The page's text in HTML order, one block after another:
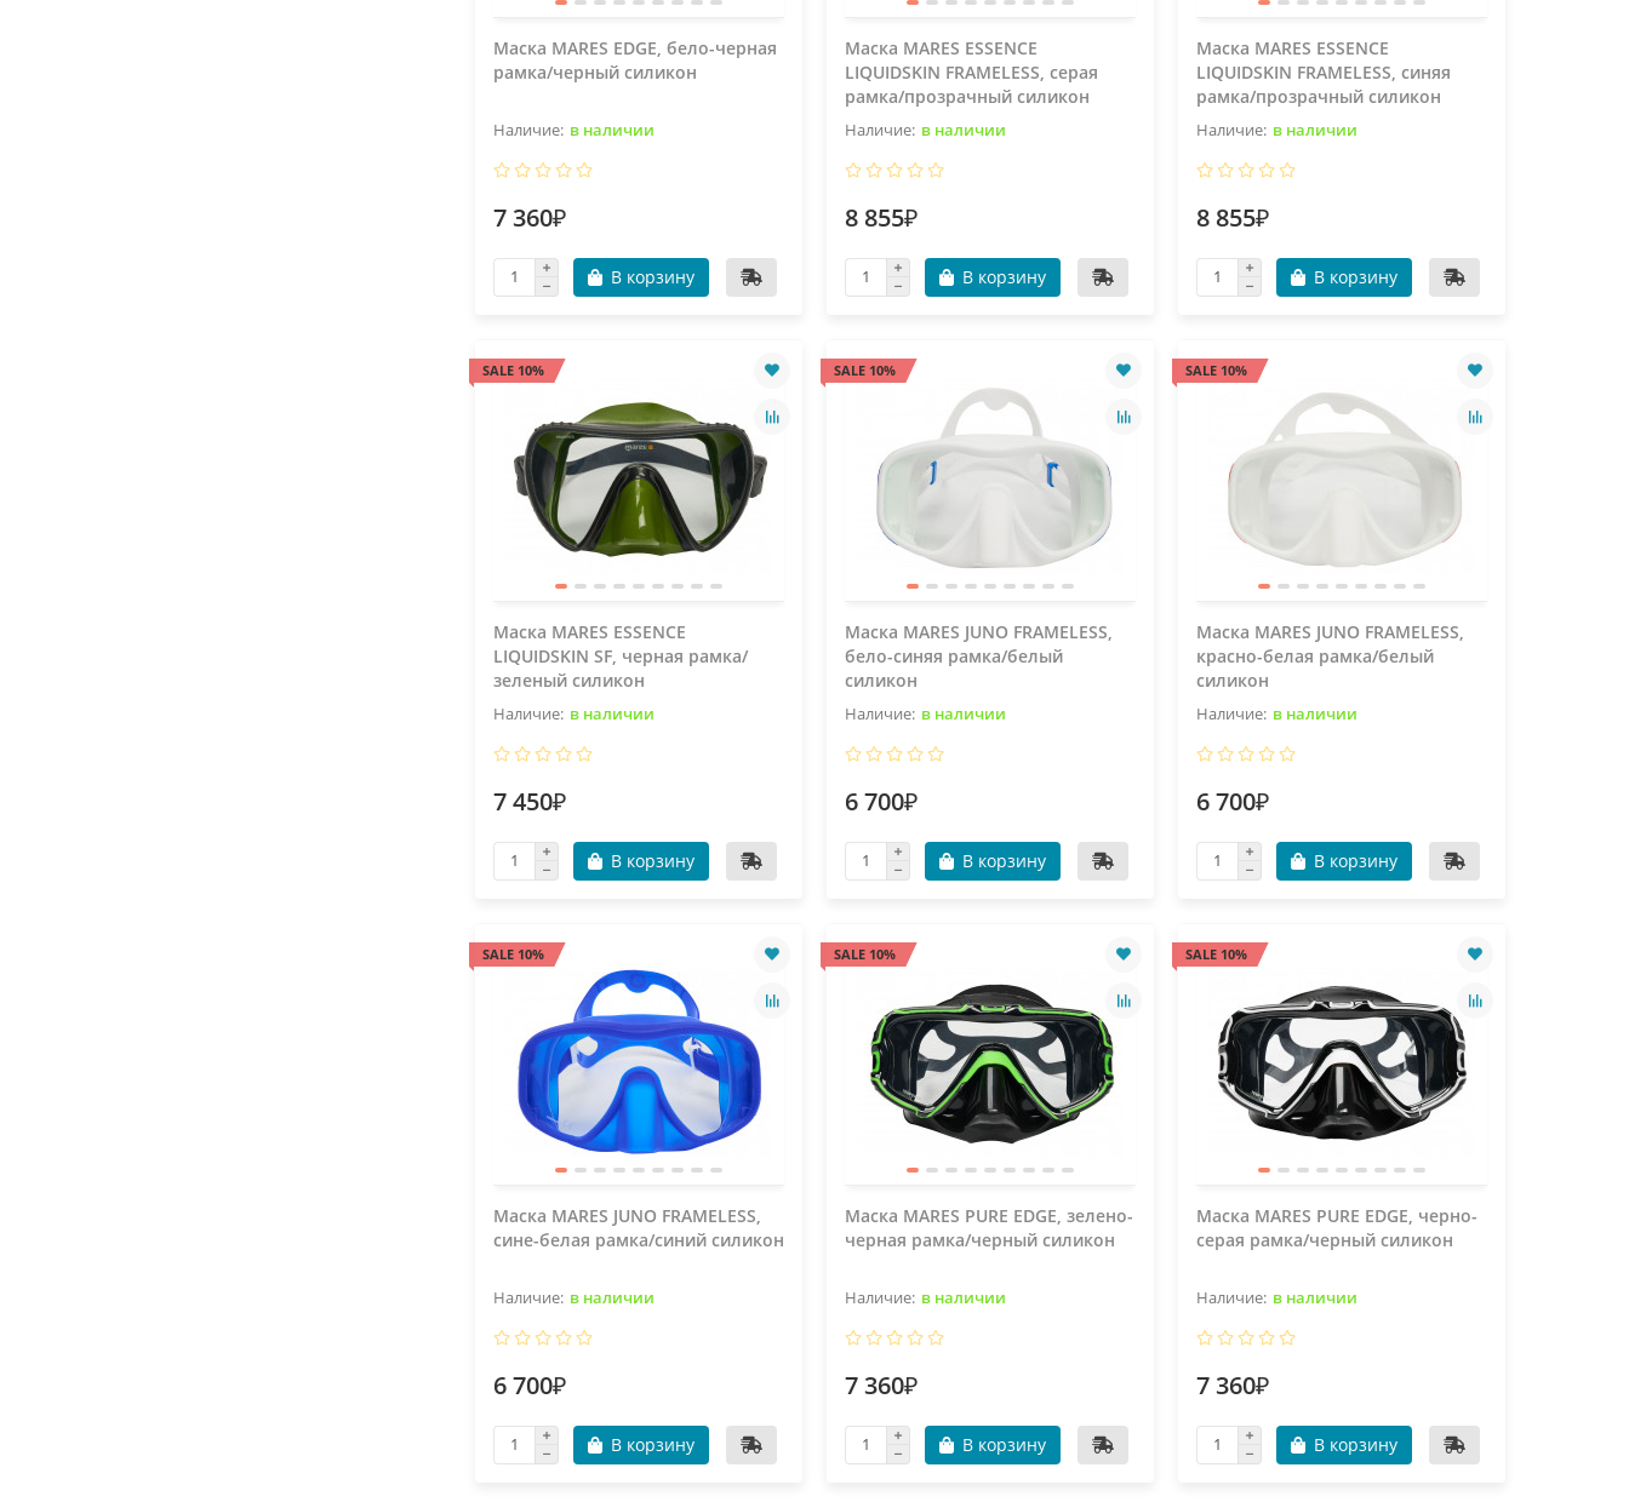
Маска MARES EDGE, бело-черная
рамка/черный силикон
в наличии
7 360₽
В корзину
Маска MARES ESSENCE
LIQUIDSKIN FRAMELESS, серая
рамка/прозрачный силикон
в наличии
8 855₽
В корзину
Маска MARES ESSENCE
LIQUIDSKIN FRAMELESS, синяя
рамка/прозрачный силикон
в наличии
8 855₽
В корзину
SALE 10%
Маска MARES ESSENCE
LIQUIDSKIN SF, черная рамка/
зеленый силикон
в наличии
7 450₽
В корзину
SALE 10%
Маска MARES JUNO FRAMELESS,
бело-синяя рамка/белый
силикон
в наличии
6 700₽
В корзину
SALE 10%
Маска MARES JUNO FRAMELESS,
красно-белая рамка/белый
силикон
в наличии
6 700₽
В корзину
SALE 10%
Маска MARES JUNO FRAMELESS,
сине-белая рамка/синий силикон
в наличии
6 700₽
В корзину
SALE 10%
Маска MARES PURE EDGE, зелено-
черная рамка/черный силикон
в наличии
7 360₽
В корзину
SALE 10%
Маска MARES PURE EDGE, черно-
серая рамка/черный силикон
в наличии
7 360₽
В корзину